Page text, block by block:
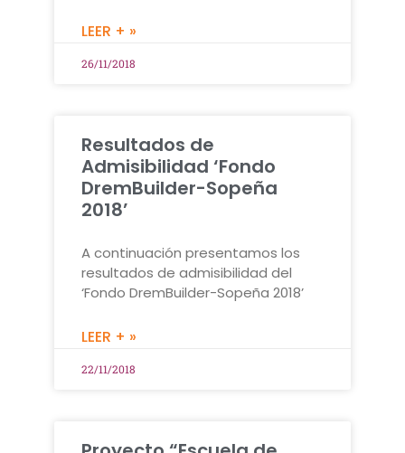
LEER + »
26/11/2018
Resultados de
Admisibilidad ‘Fondo
DremBuilder-Sopeña
2018’
A continuación presentamos los
resultados de admisibilidad del
‘Fondo DremBuilder-Sopeña 2018’
LEER + »
22/11/2018